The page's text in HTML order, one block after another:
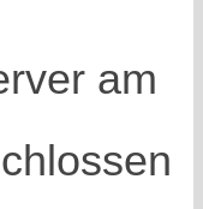
am